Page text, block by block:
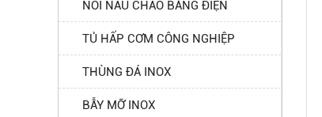
NỒI NẤU CHÁO BẰNG ĐIỆN
TỦ HẤP CƠM CÔNG NGHIỆP
THÙNG ĐÁ INOX
BẪY MỠ INOX